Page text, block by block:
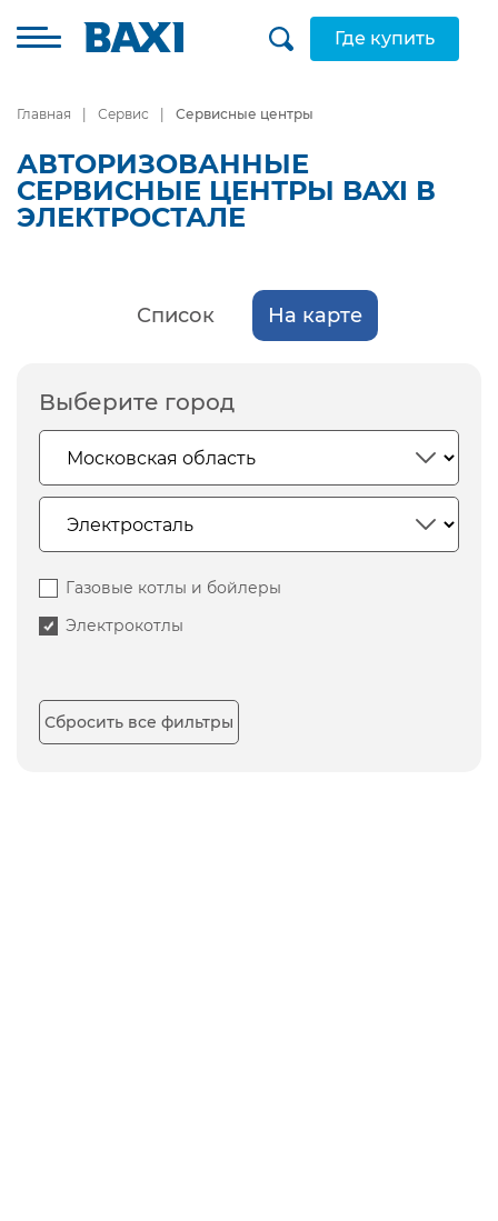
Где купить
Главная Сервис Сервисные центры
АВТОРИЗОВАННЫЕ
СЕРВИСНЫЕ ЦЕНТРЫ BAXI В
ЭЛЕКТРОСТАЛЕ
Список На карте
Выберите город
Газовые котлы и бойлеры
Электрокотлы
Сбросить все фильтры